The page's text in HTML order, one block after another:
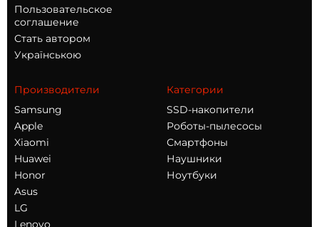
Пользовательское
соглашение
Стать автором
Українською
Производители
Samsung
Apple
Xiaomi
Huawei
Honor
Asus
LG
Lenovo
Категории
SSD-накопители
Роботы-пылесосы
Смартфоны
Наушники
Ноутбуки